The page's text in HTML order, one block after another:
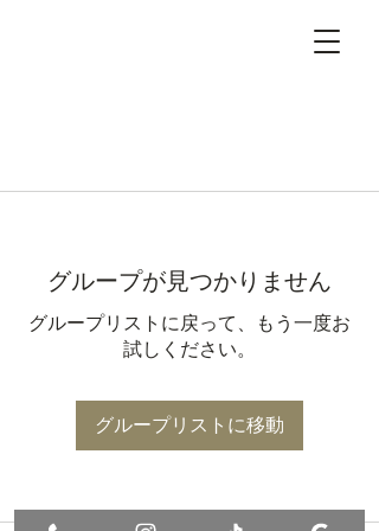
グループが見つかりません
グループリストに戻って、もう一度お
試しください。
グループリストに移動